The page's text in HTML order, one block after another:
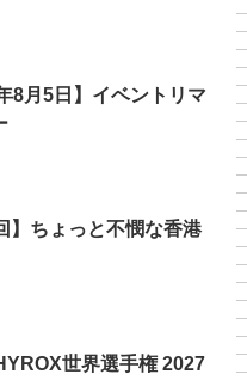
8月5日】イベントリマ
】ちょっと不憫な香港
世界選手権 2027